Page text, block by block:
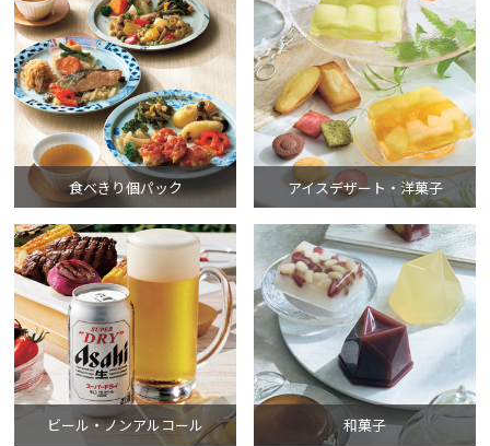
食べきり個パック アイスデザート・洋菓子
ビール・ノンアルコール 和菓子